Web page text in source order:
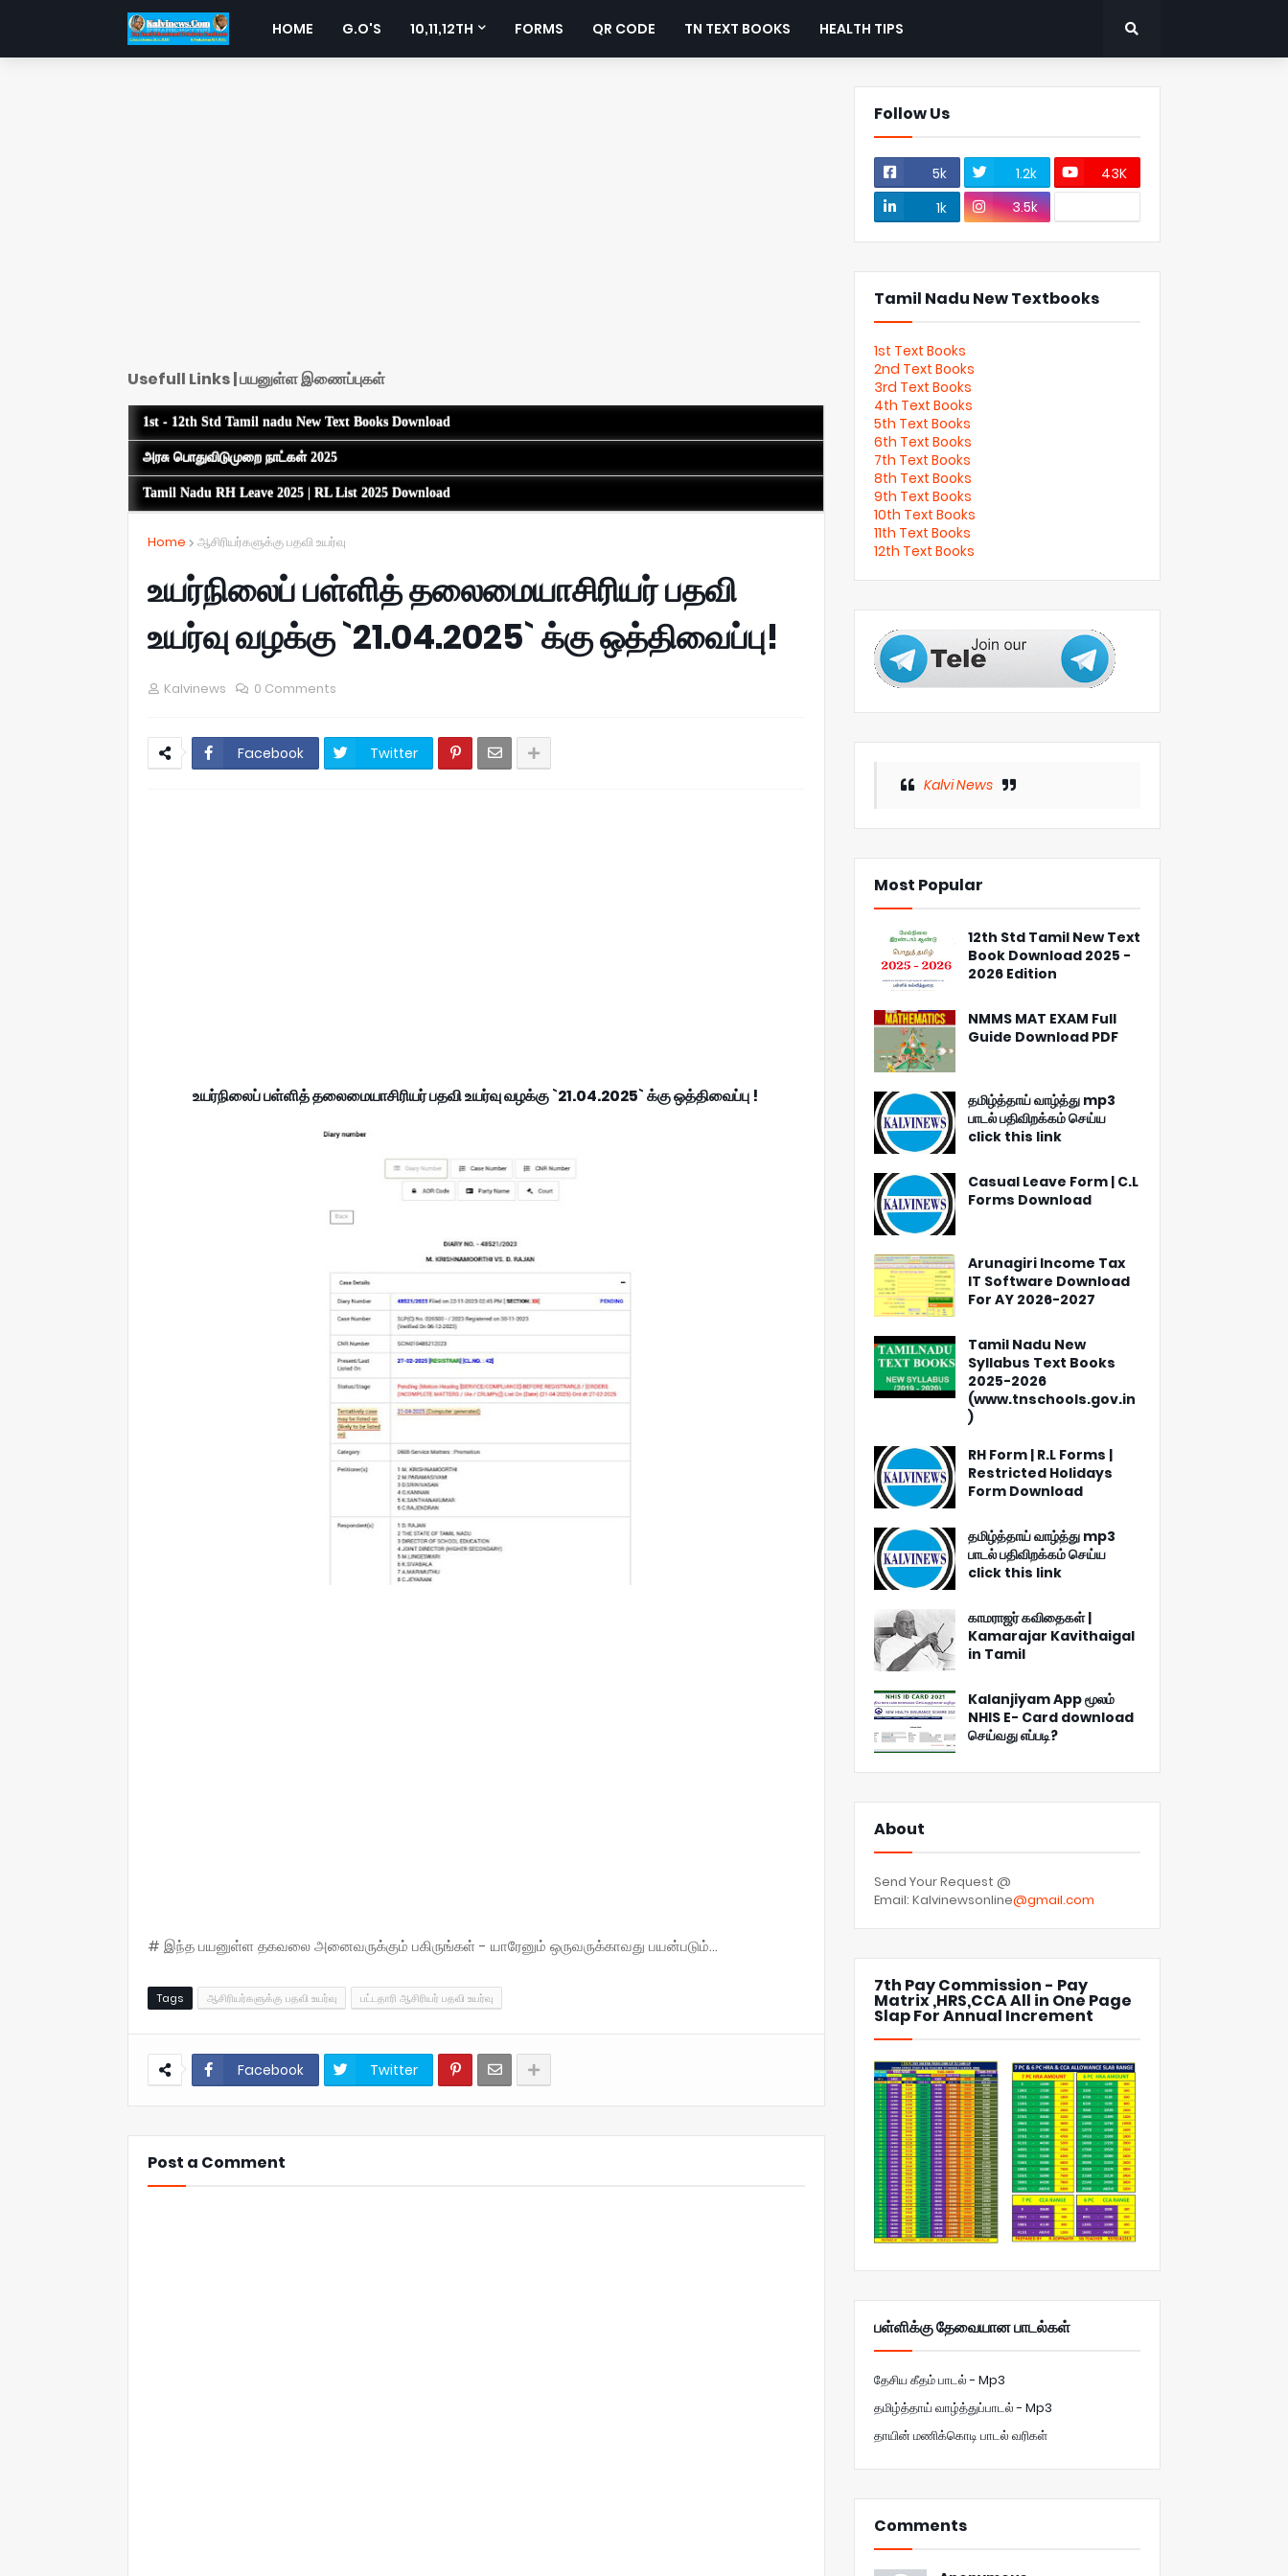
HOME G.O'S 10,11,12TH FORMS QR CODE TN TEXT BOOKS HEALTH TIPS
Usefull Links | பயனுள்ள இணைப்புகள்
1st - 12th Std Tamil nadu New Text Books Download
அரசு பொதுவிடுமுறை நாட்கள் 2025
Tamil Nadu RH Leave 2025 | RL List 2025 Download
Home ஆசிரியர்களுக்கு பதவி உயர்வு
உயர்நிலைப் பள்ளித் தலைமையாசிரியர் பதவி
உயர்வு வழக்கு `21.04.2025` க்கு ஒத்திவைப்பு!
Kalvinews 0 Comments
Facebook Twitter
உயர்நிலைப் பள்ளித் தலைமையாசிரியர் பதவி உயர்வு வழக்கு `21.04.2025` க்கு ஒத்திவைப்பு !
# இந்த பயனுள்ள தகவலை அனைவருக்கும் பகிருங்கள் - யாரேனும் ஒருவருக்காவது பயன்படும்...
Tags ஆசிரியர்களுக்கு பதவி உயர்வு பட்டதாரி ஆசிரியர் பதவி உயர்வு
Facebook Twitter
Post a Comment
Follow Us
5k 1.2k
43K
1k
3.5k
Tamil Nadu New Textbooks
1st Text Books
2nd Text Books
3rd Text Books
4th Text Books
5th Text Books
6th Text Books
7th Text Books
8th Text Books
9th Text Books
10th Text Books
11th Text Books
12th Text Books
Kalvi News
Most Popular
12th Std Tamil New Text
Book Download 2025 -
2026 Edition
NMMS MAT EXAM Full
Guide Download PDF
தமிழ்த்தாய் வாழ்த்து mp3
பாடல் பதிவிறக்கம் செய்ய
click this link
Casual Leave Form | C.L
Forms Download
Arunagiri Income Tax
IT Software Download
For AY 2026-2027
Tamil Nadu New
Syllabus Text Books
2025-2026
(www.tnschools.gov.in
)
RH Form | R.L Forms |
Restricted Holidays
Form Download
தமிழ்த்தாய் வாழ்த்து mp3
பாடல் பதிவிறக்கம் செய்ய
click this link
காமராஜர் கவிதைகள் |
Kamarajar Kavithaigal
in Tamil
Kalanjiyam App மூலம்
NHIS E- Card download
செய்வது எப்படி?
About
Send Your Request @
Email: Kalvinewsonline@gmail.com
7th Pay Commission - Pay
Matrix ,HRS,CCA All in One Page
Slap For Annual Increment
பள்ளிக்கு தேவையான பாடல்கள்
தேசிய கீதம் பாடல் - Mp3
தமிழ்த்தாய் வாழ்த்துப்பாடல் - Mp3
தாயின் மணிக்கொடி பாடல் வரிகள்
Comments